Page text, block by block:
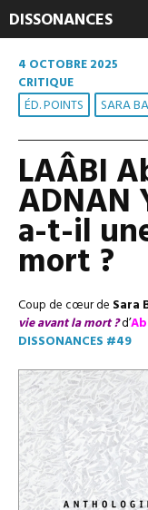
DISSONANCES
4 OCTOBRE 2025
CRITIQUE
ÉD. POINTS SARA
LAÂBI
ADNAN
a-t-il
mort ?
Coup de cœur de Sara
vie avant la mort ?d’
DISSONANCES #49